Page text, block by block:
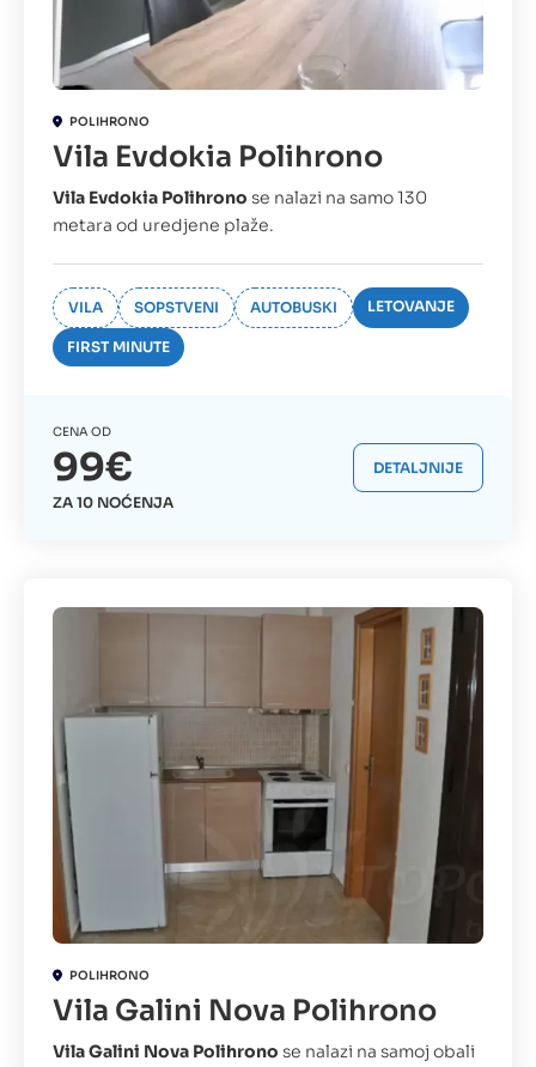
POLIHRONO
Vila Evdokia Polihrono
Vila Evdokia Polihrono se nalazi na samo 130
metara od uredjene plaže.
VILA SOPSTVENI AUTOBUSKI LETOVANJE
FIRST MINUTE
CENA OD
99€
ZA 10 NOĆENJA
DETALJNIJE
POLIHRONO
Vila Galini Nova Polihrono
Vila Galini Nova Polihrono se nalazi na samoj obali